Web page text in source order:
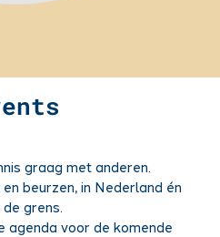
graag met anderen.
beurzen, in Nederland én
grens.
agenda voor de komende